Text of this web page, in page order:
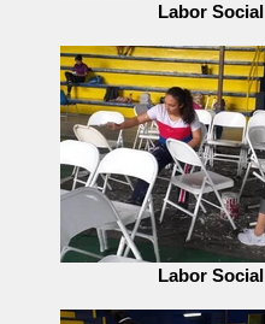
Labor Social
Labor Social